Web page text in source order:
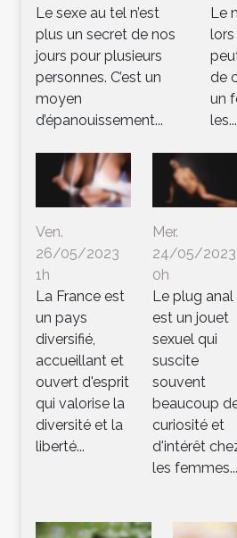
Le sexe au tel n’est
plus un secret de nos
jours pour plusieurs
personnes. C’est un
moyen
d’épanouissement...
Le
lors
de
un
les...
Ven.
26/05/2023
1h
La France est
un pays
diversifié,
accueillant et
ouvert d'esprit
qui valorise la
diversité et la
liberté...
Mer.
24/05/2023
0h
Le plug anal
est un jouet
sexuel qui
suscite
souvent
beaucoup
curiosité et
d'intérêt
les femmes...